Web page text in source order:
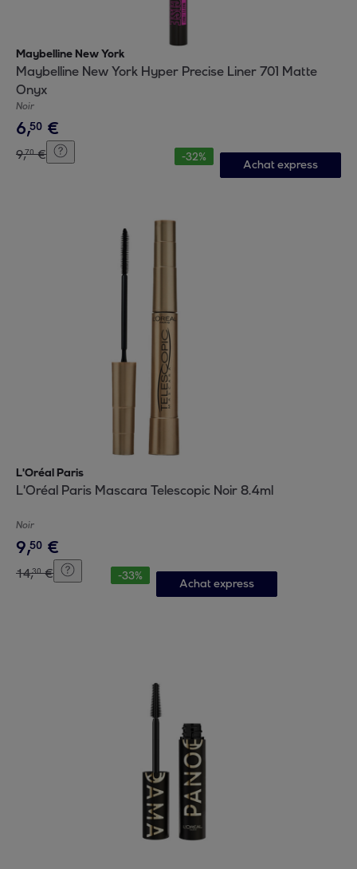
Maybelline New York
Maybelline New York Hyper Precise Liner 701 Matte
Onyx
Noir
6,50 €
9,70 € -32%
Achat express
L'Oréal Paris
L'Oréal Paris Mascara Telescopic Noir 8.4ml
Noir
9,50 €
14,30 € -33%
Achat express